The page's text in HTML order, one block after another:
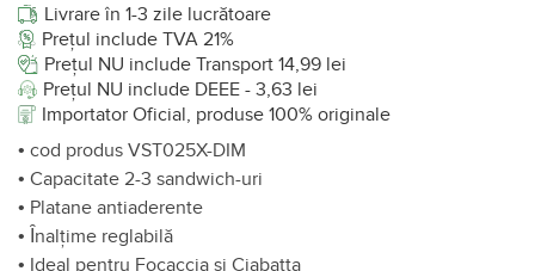
Livrare în 1-3 zile lucrătoare
Prețul include TVA 21%
Prețul NU include Transport 14,99 lei
Prețul NU include DEEE - 3,63 lei
Importator Oficial, produse 100% originale
• cod produs VST025X-DIM
• Capacitate 2-3 sandwich-uri
• Platane antiaderente
• Ȋnalţime reglabilă
• Ideal pentru Focaccia și Ciabatta